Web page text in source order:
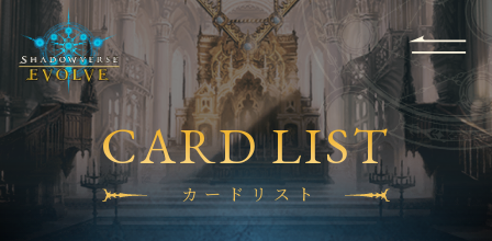
Q&A
EVENT SHOPS
FOR
BEGINNERS
APPLICATION
CONTACT
CARD LIST
カードリスト